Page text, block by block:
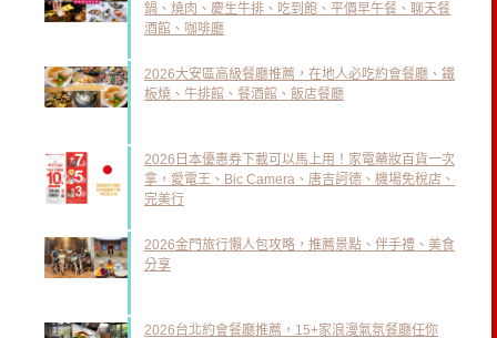
鍋、燒肉、慶生牛排、吃到飽、平價早午餐、聊天餐
酒館、咖啡廳
2026大安區高級餐廳推薦，在地人必吃約會餐廳、鐵
板燒、牛排館、餐酒館、飯店餐廳
2026日本優惠券下載可以馬上用！家電藥妝百貨一次
拿，愛電王、Bic Camera、唐吉訶德、機場免稅店、
完美行
2026金門旅行懶人包攻略，推薦景點、伴手禮、美食
分享
2026台北約會餐廳推薦，15+家浪漫氣氛餐廳任你